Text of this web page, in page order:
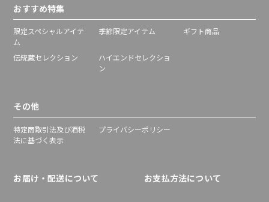
おすすめ特集
限定スペシャルアイテ
ム
季節限定アイテム ギフト商品
伝統蔵セレクション
ハイエンドセレクショ
ン
その他
特定商取引法及び酒税
法に基づく表示
プライバシーポリシー
お届け・配送について お支払方法について